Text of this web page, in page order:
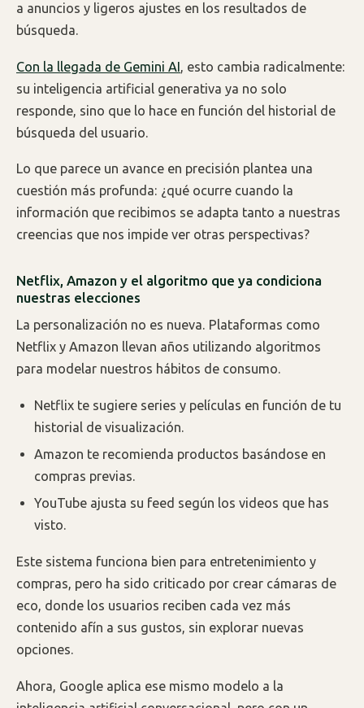
a anuncios y ligeros ajustes en los resultados de
búsqueda.
Con la llegada de Gemini AI, esto cambia radicalmente:
su inteligencia artificial generativa ya no solo
responde, sino que lo hace en función del historial de
búsqueda del usuario.
Lo que parece un avance en precisión plantea una
cuestión más profunda: ¿qué ocurre cuando la
información que recibimos se adapta tanto a nuestras
creencias que nos impide ver otras perspectivas?
Netflix, Amazon y el algoritmo que ya condiciona
nuestras elecciones
La personalización no es nueva. Plataformas como
Netflix y Amazon llevan años utilizando algoritmos
para modelar nuestros hábitos de consumo.
Netflix te sugiere series y películas en función de tu
historial de visualización.
Amazon te recomienda productos basándose en
compras previas.
YouTube ajusta su feed según los videos que has
visto.
Este sistema funciona bien para entretenimiento y
compras, pero ha sido criticado por crear cámaras de
eco, donde los usuarios reciben cada vez más
contenido afín a sus gustos, sin explorar nuevas
opciones.
Ahora, Google aplica ese mismo modelo a la